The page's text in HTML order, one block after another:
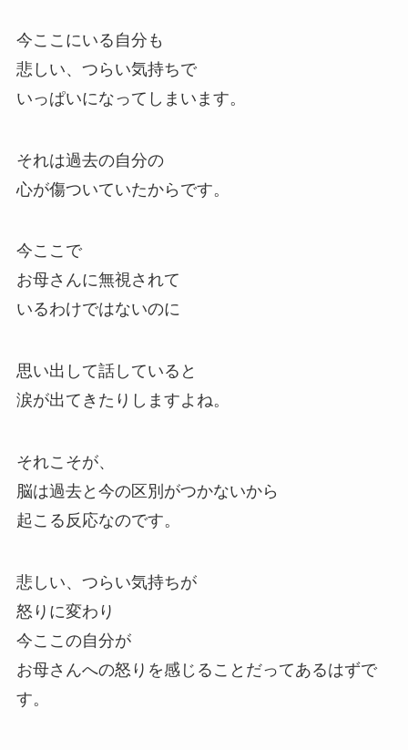
今ここにいる自分も
悲しい、つらい気持ちで
いっぱいになってしまいます。
それは過去の自分の
心が傷ついていたからです。
今ここで
お母さんに無視されて
いるわけではないのに
思い出して話していると
涙が出てきたりしますよね。
それこそが、
脳は過去と今の区別がつかないから
起こる反応なのです。
悲しい、つらい気持ちが
怒りに変わり
今ここの自分が
お母さんへの怒りを感じることだってあるはずで
す。